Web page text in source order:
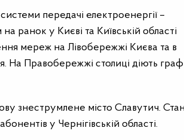
передачі електроенергії –
на ранок у Києві та Київській області
мереж на Лівобережжі Києва та в
На Правобережжі столиці діють
знеструмлене місто Славутич.
у Чернігівській області.